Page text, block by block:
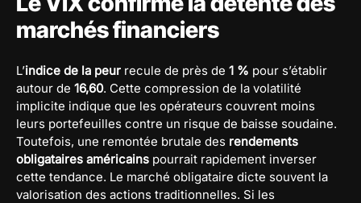
marchés financiers
L’indice de la peur recule de près de 1 % pour s’établir
autour de 16,60. Cette compression de la volatilité
implicite indique que les opérateurs couvrent moins
leurs portefeuilles contre un risque de baisse soudaine.
Toutefois, une remontée brutale des rendements
obligataires américains pourrait rapidement inverser
cette tendance. Le marché obligataire dicte souvent la
valorisation des actions traditionnelles. Si les